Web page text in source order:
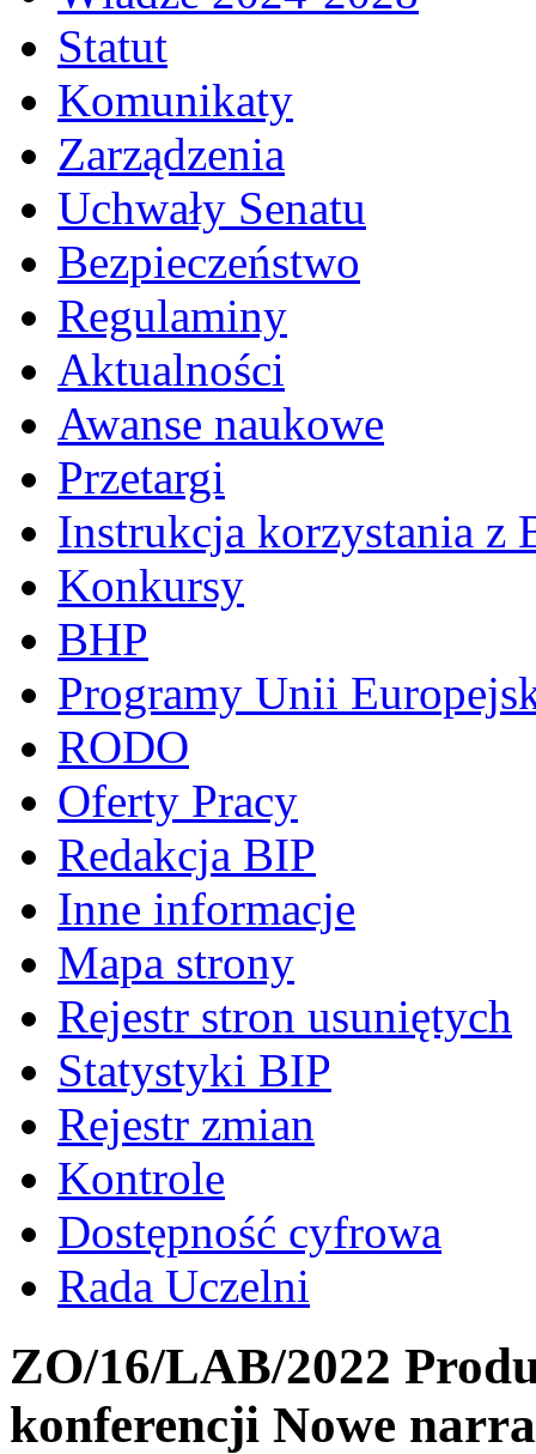
Statut
Komunikaty
Zarządzenia
Uchwały Senatu
Bezpieczeństwo
Regulaminy
Aktualności
Awanse naukowe
Przetargi
Instrukcja korzystania z
Konkursy
BHP
Programy Unii
RODO
Oferty Pracy
Redakcja BIP
Inne informacje
Mapa strony
Rejestr stron usuniętych
Statystyki BIP
Rejestr zmian
Kontrole
Dostępność cyfrowa
Rada Uczelni
ZO/16/LAB/2022
konferencji Nowe